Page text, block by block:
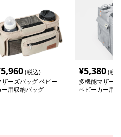
5,960(税込)
ザーズバッグ ベビー
ー用収納バッグ
¥5,380(税
多機能マザー
ベビーカー用